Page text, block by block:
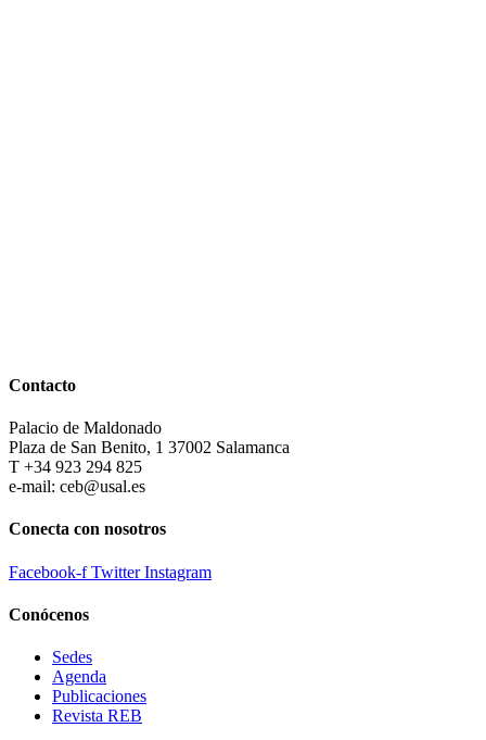
Contacto
Palacio de Maldonado
Plaza de San Benito, 1 37002 Salamanca
T +34 923 294 825
e-mail: ceb@usal.es
Conecta con nosotros
Facebook-f Twitter Instagram
Conócenos
Sedes
Agenda
Publicaciones
Revista REB